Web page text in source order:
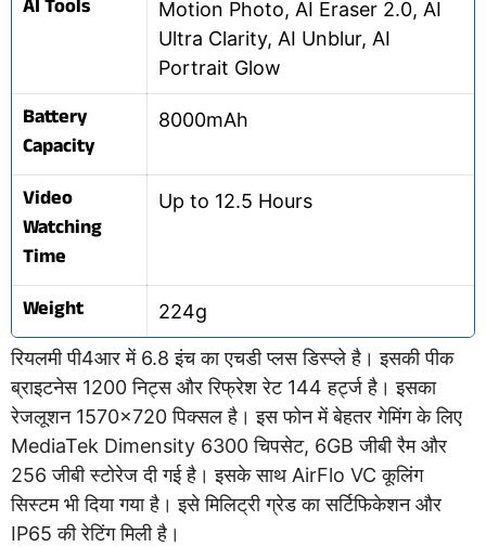
AI Tools
Motion Photo, AI Eraser 2.0, AI
Ultra Clarity, AI Unblur, AI
Portrait Glow
Battery
Capacity
8000mAh
Video
Watching
Time
Up to 12.5 Hours
Weight 224g
रियलमी पी4आर में 6.8 इंच का एचडी प्लस डिस्प्ले है। इसकी पीक
ब्राइटनेस 1200 निट्स और रिफ्रेश रेट 144 हर्ट्ज है। इसका
रेजलूशन 1570×720 पिक्सल है। इस फोन में बेहतर गेमिंग के लिए
MediaTek Dimensity 6300 चिपसेट, 6GB जीबी रैम और
256 जीबी स्टोरेज दी गई है। इसके साथ AirFlo VC कूलिंग
सिस्टम भी दिया गया है। इसे मिलिट्री ग्रेड का सर्टिफिकेशन और
IP65 की रेटिंग मिली है।